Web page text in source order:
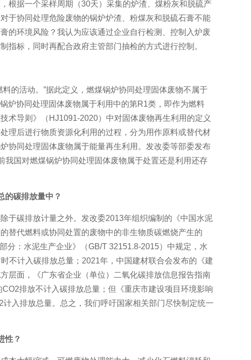
根据一个采样周期（30天）采集的炉渣、煤粉灰和脱硫产
于协同处理危险废物的锅炉炉渣、粉煤灰和脱硫石膏不能
的环境风险？我认为应该通过企业自行检测、控制入炉废
指标，同时再配合政府主管部门抽检的方式进行控制。
的活动。”据此定义，燃煤锅炉协同处理固体废物不属于
炉协同处理固体废物属于利用中的第R1类，即作为燃料
术导则》（HJ1091-2020）中对固体废物再生利用的定义
理后进行物质资源化利用的过程，分为用作原料或替代材
协同处理固体废物属于能量再生利用。发改委等部委发布
我国对燃煤锅炉协同处理固体废物属于处置还是利用还存
的碳排放量中？
于碳排放计量之外。发改委2013年组织编制的《中国水泥
替代燃料或协同处置的废物中的非生物质碳燃烧产生的
分：水泥生产企业》（GB/T 32151.8-2015）中规定，水
不计入碳排放总量；2021年，中国建材联合会发布的《建
层面，《广东省企业（单位）二氧化碳排放信息报告指南
排放不计入碳排放总量；但《重庆市建设项目环境影响
入排放总量。总之，我们呼吁国家相关部门尽快制定统一
性？